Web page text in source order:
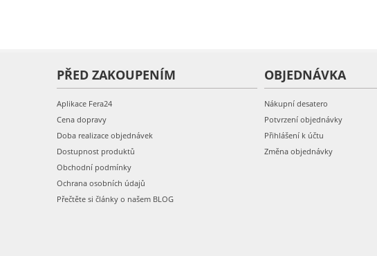
PŘED ZAKOUPENÍM
Aplikace Fera24
Cena dopravy
Doba realizace objednávek
Dostupnost produktů
Obchodní podmínky
Ochrana osobních údajů
Přečtěte si články o našem BLOG
OBJEDNÁVKA
Nákupní desatero
Potvrzení objednávky
Přihlášení k účtu
Změna objednávky